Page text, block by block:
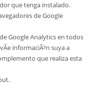
que tenga instalado.
de Google
Google Analytics en todos
informaciÃ³n suya a
que realiza esta